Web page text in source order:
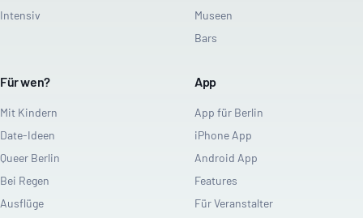
Intensiv
Museen
Bars
Für wen?
Mit Kindern
Date-Ideen
Queer Berlin
Bei Regen
Ausflüge
App
App für Berlin
iPhone App
Android App
Features
Für Veranstalter